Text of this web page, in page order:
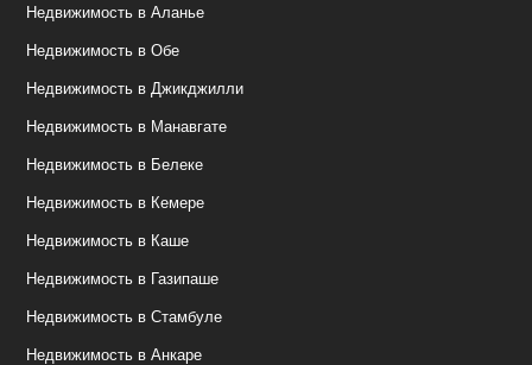
Недвижимость в Аланье
Недвижимость в Обе
Недвижимость в Джикджилли
Недвижимость в Манавгате
Недвижимость в Белеке
Недвижимость в Кемере
Недвижимость в Каше
Недвижимость в Газипаше
Недвижимость в Стамбуле
Недвижимость в Анкаре